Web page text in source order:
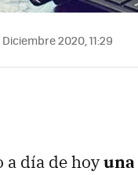
2020, 11:29
a día de hoy